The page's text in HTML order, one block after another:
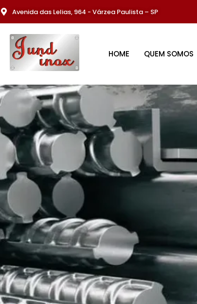
Avenida das Lelias, 964 - Várzea Paulista – SP
HOME QUEM SOMOS